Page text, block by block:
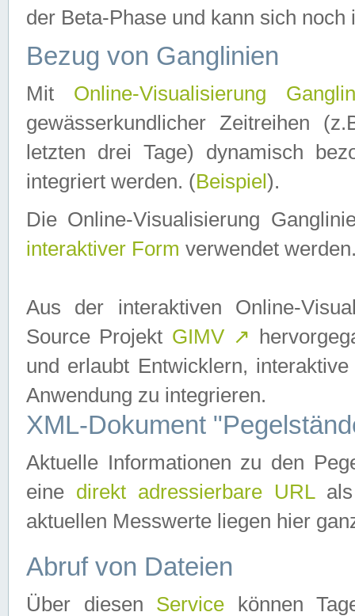
der Beta-Phase und kann sich noch
Bezug von Ganglinien
Mit Online-Visualisierung
gewässerkundlicher Zeitreihen
letzten drei Tage) dynamisch
integriert werden. (Beispiel ).
Die Online-Visualisierung
interaktiver Form verwendet
Aus der interaktiven Online-
Source Projekt GIMV ↗
und erlaubt Entwicklern,
Anwendung zu integrieren.
XML-Dokument
Aktuelle Informationen zu den
eine direkt adressierbare URLals
aktuellen Messwerte liegen hier
Abruf von Dateien
Über diesen Service können